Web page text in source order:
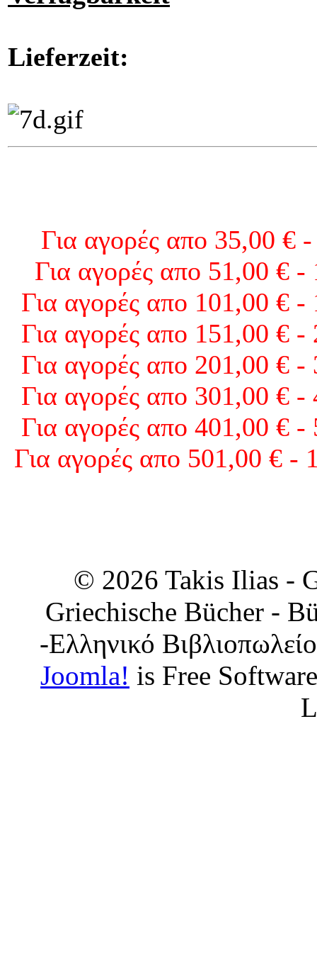
Lieferzeit:
Για αγορές απο 35,00 €
Για αγορές απο 51,00 €
Για αγορές απο 101,00 €
Για αγορές απο 151,00 €
Για αγορές απο 201,00 €
Για αγορές απο 301,00 €
Για αγορές απο 401,00 €
Για αγορές απο 501,00 € -
© 2026 Takis Ilias -
Griechische Bücher -
-Ελληνικό
Joomla! is Free